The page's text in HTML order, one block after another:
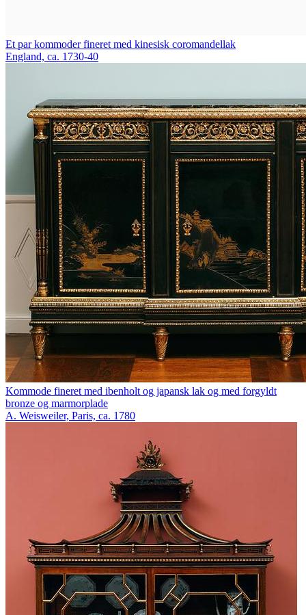
Et par kommoder fineret med kinesisk coromandellak
England, ca. 1730-40
Kommode fineret med ibenholt og japansk lak og med forgyldt
bronze og marmorplade
A. Weisweiler, Paris, ca. 1780